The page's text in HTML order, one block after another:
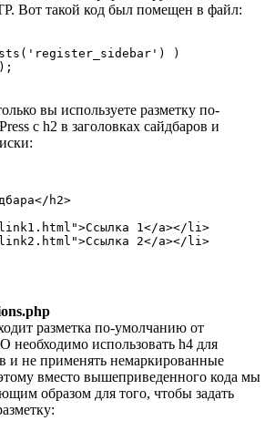
Вот такой код был помещен в файл:
)
вы используете разметку по-
с h2 в заголовках сайдбаров и
h2>
1</a></li>
2</a></li>
разметка по-умолчанию от
необходимо использовать h4 для
и не применять немаркированные
вместо вышеприведенного кода мы
образом для того, чтобы задать